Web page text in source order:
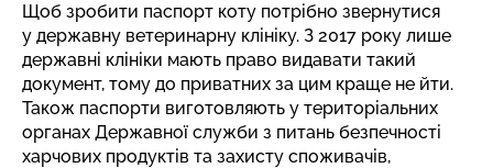
Щоб зробити паспорт коту потрібно звернутися
у державну ветеринарну клініку. З 2017 року лише
державні клініки мають право видавати такий
документ, тому до приватних за цим краще не йти.
Також паспорти виготовляють у територіальних
органах Державної служби з питань безпечності
харчових продуктів та захисту споживачів,